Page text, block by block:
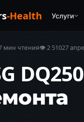
-Health Услуги
мин чтения👁 2 51027